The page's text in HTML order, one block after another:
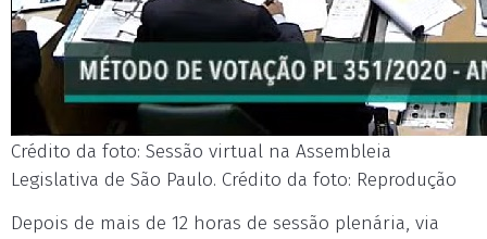
Crédito da foto: Sessão virtual na Assembleia
Legislativa de São Paulo. Crédito da foto: Reprodução
Depois de mais de 12 horas de sessão plenária, via